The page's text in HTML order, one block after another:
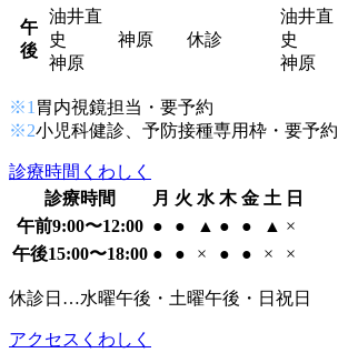
午
後
油井直
史
神原
神原 休診
油井直
史
神原
※1胃内視鏡担当・要予約
※2小児科健診、予防接種専用枠・要予約
診療時間くわしく
診療時間
月 火 水 木 金 土 日
午前9:00〜12:00 ● ● ▲ ● ● ▲ ×
午後15:00〜18:00 ● ● × ● ● × ×
休診日…水曜午後・土曜午後・日祝日
アクセスくわしく